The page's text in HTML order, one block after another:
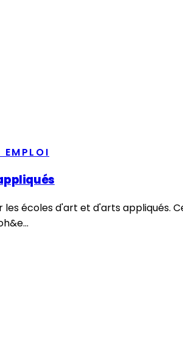
écoles d'art et d'arts